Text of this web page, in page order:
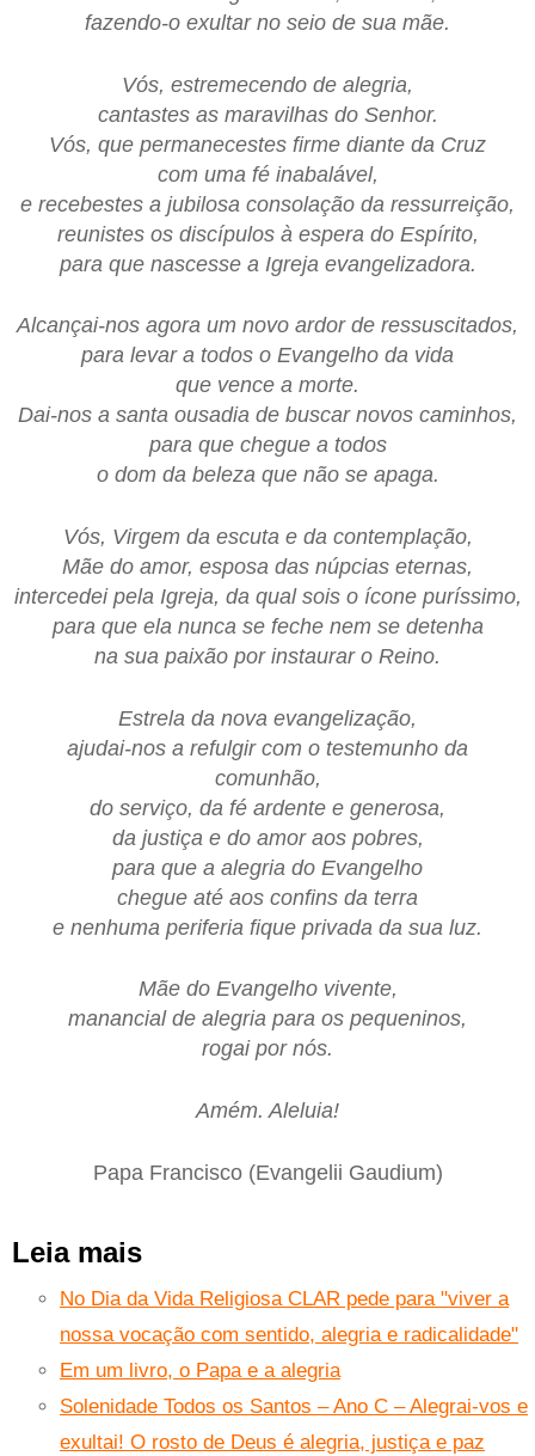
fazendo-o exultar no seio de sua mãe.
Vós, estremecendo de alegria,
cantastes as maravilhas do Senhor.
Vós, que permanecestes firme diante da Cruz
com uma fé inabalável,
e recebestes a jubilosa consolação da ressurreição,
reunistes os discípulos à espera do Espírito,
para que nascesse a Igreja evangelizadora.
Alcançai-nos agora um novo ardor de ressuscitados,
para levar a todos o Evangelho da vida
que vence a morte.
Dai-nos a santa ousadia de buscar novos caminhos,
para que chegue a todos
o dom da beleza que não se apaga.
Vós, Virgem da escuta e da contemplação,
Mãe do amor, esposa das núpcias eternas,
intercedei pela Igreja, da qual sois o ícone puríssimo,
para que ela nunca se feche nem se detenha
na sua paixão por instaurar o Reino.
Estrela da nova evangelização,
ajudai-nos a refulgir com o testemunho da
comunhão,
do serviço, da fé ardente e generosa,
da justiça e do amor aos pobres,
para que a alegria do Evangelho
chegue até aos confins da terra
e nenhuma periferia fique privada da sua luz.
Mãe do Evangelho vivente,
manancial de alegria para os pequeninos,
rogai por nós.
Amém. Aleluia!
Papa Francisco (Evangelii Gaudium)
Leia mais
No Dia da Vida Religiosa CLAR pede para "viver a
nossa vocação com sentido, alegria e radicalidade"
Em um livro, o Papa e a alegria
Solenidade Todos os Santos – Ano C – Alegrai-vos e
exultai! O rosto de Deus é alegria, justiça e paz